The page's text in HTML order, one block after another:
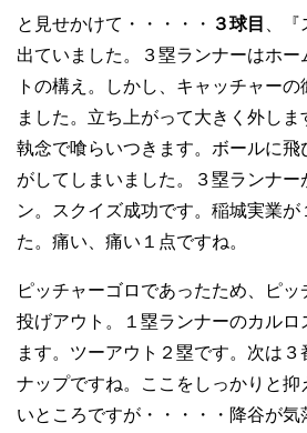
と見せかけて・・・・・ ３球目
、
出ていました。３塁ランナーはホ
トの構え。しかし、キャッチャー
ました。立ち上がって大きく外し
執念で喰らいつきます。ボールに
がしてしまいました。３塁ランナー
ン。スクイズ成功です。稲城実業が
た。痛い、痛い１点ですね。
ピッチャーゴロであったため、ピ
投げアウト。１塁ランナーのカルロ
ます。ツーアウト２塁です。次は
ナップですね。ここをしっかりと抑
いところですが・・・・・降谷が気